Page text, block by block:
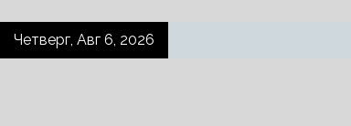
SkipЧетверг, Авг 6, 2026